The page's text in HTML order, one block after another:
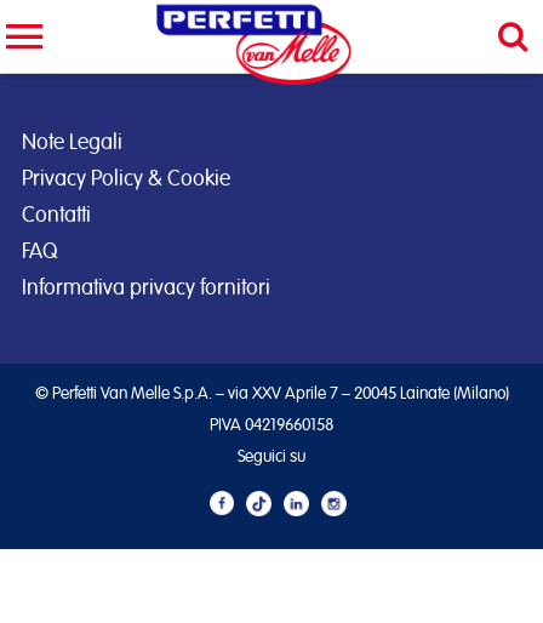
Note Legali
Privacy Policy & Cookie
Contatti
FAQ
Informativa privacy fornitori
© Perfetti Van Melle S.p.A. – via XXV Aprile 7 – 20045 Lainate (Milano)
PIVA 04219660158
Seguici su